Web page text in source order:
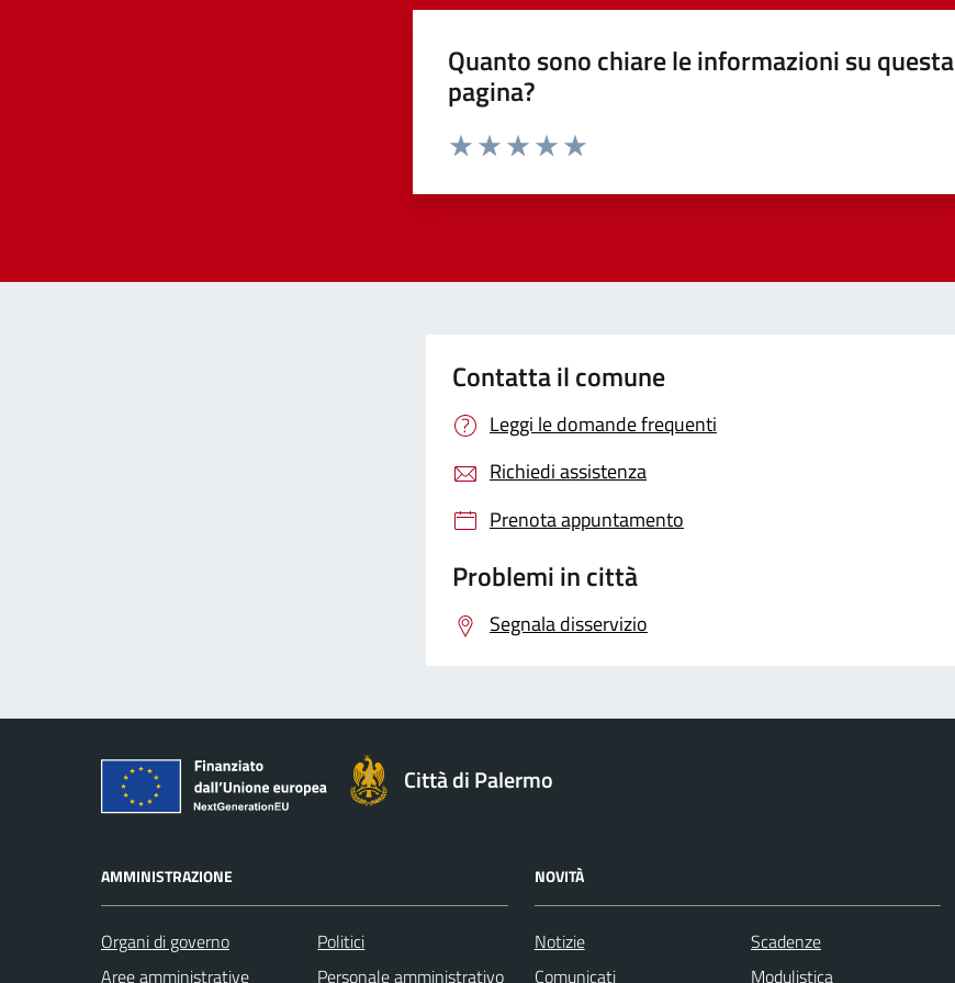
Quanto sono chiare le informazioni su questa
pagina?
Contatta il comune
Leggi le domande frequenti
Richiedi assistenza
Prenota appuntamento
Problemi in città
Segnala disservizio
Città di Palermo
AMMINISTRAZIONE
Organi di governo
Aree amministrative
Politici
Personale amministrativo
NOVITÀ
Notizie
Comunicati
Scadenze
Modulistica